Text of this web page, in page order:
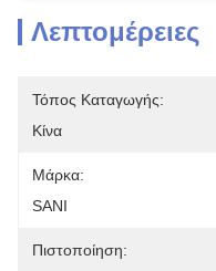
Λεπτομέρειες
Τόπος Καταγωγής:
Κίνα
Μάρκα:
SANI
Πιστοποίηση: